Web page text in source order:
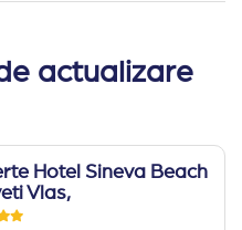
actualizare
Hotel Sineva Beach
Vlas,